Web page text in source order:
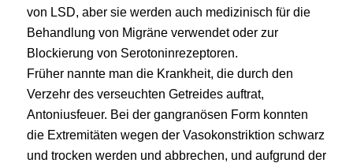
von LSD, aber sie werden auch medizinisch für die
Behandlung von Migräne verwendet oder zur
Blockierung von Serotoninrezeptoren.
Früher nannte man die Krankheit, die durch den
Verzehr des verseuchten Getreides auftrat,
Antoniusfeuer. Bei der gangranösen Form konnten
die Extremitäten wegen der Vasokonstriktion schwarz
und trocken werden und abbrechen, und aufgrund der